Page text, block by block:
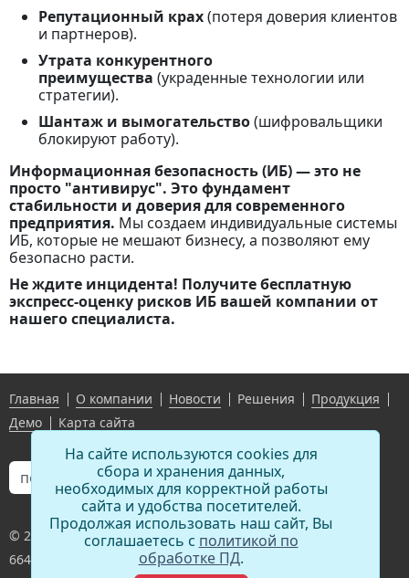
Репутационный крах(потеря доверия клиентов
и партнеров).
Утрата конкурентного
преимущества (украденные технологии или
стратегии).
Шантаж и вымогательство(шифровальщики
блокируют работу).
Информационная безопасность (ИБ) — это не
просто "антивирус". Это фундамент
стабильности и доверия для современного
предприятия. Мы создаем индивидуальные системы
ИБ, которые не мешают бизнесу, а позволяют ему
безопасно расти.
Не ждите инцидента! Получите бесплатную
экспресс-оценку рисков ИБ вашей компании от
нашего специалиста.
© 2011- 2026,ООО «Сетевые технологии»
664081 Иркутск ул.Красноказачья 119 оф 402
Главная О компании Новости Решения
Продукция
Демо
Карта сайта
На сайте используются cookies для
сбора и хранения данных,
необходимых для корректной работы
сайта и удобства посетителей.
Продолжая использовать наш сайт, Вы
соглашаетесь с политикой по
обработке ПД.